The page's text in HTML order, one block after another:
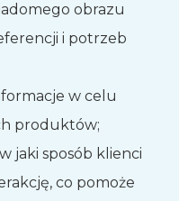
obrazu
i potrzeb
w celu
produktów;
jaki sposób klienci
co pomoże